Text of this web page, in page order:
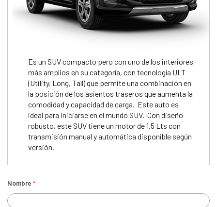
Es un SUV compacto pero con uno de los interiores
más amplios en su categoría, con tecnología ULT
(Utility, Long, Tall) que permite una combinación en
la posición de los asientos traseros que aumenta la
comodidad y capacidad de carga. Este auto es
ideal para iniciarse en el mundo SUV. Con diseño
robusto, este SUV tiene un motor de 1.5 Lts con
transmisión manual y automática disponible según
versión.
Nombre *